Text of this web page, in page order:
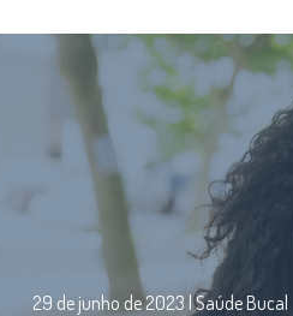
29 de junho de 2023 | Saúde Bucal